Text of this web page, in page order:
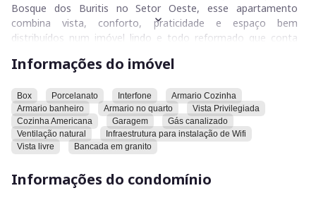
Bosque dos Buritis no Setor Oeste, esse apartamento
combina vista, conforto, praticidade e espaço bem
distribuídos num imóvel lindo e todo reformado que conta
tem ventilação natural.
Perfeito pra quem gosta de tramitar no Centro, Feiras no
Setor Oeste com a tradição do Setor Sul.
A portaria é remota, o valor do condomínio é em conta pra
Perto de comércios, escolas, Parques e Praças, clínicas e
Informações do imóvel
Box Porcelanato Interfone
Armario Cozinha
Armario banheiro
Armario no quarto
Vista Privilegiada
Cozinha Americana
Garagem
Gás canalizado
Ventilação natural
Infraestrutura para instalação de Wifi
Vista livre
Bancada em granito
Informações do condomínio